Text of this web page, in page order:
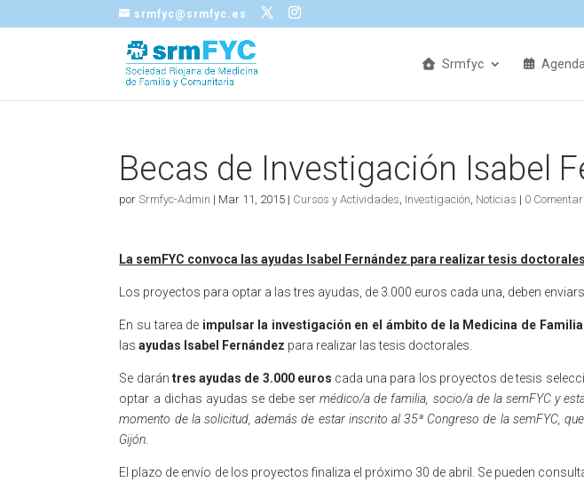
srmfyc@srmfyc.es
Srmfyc Agenda
Becas de Investigación Isabel
porSrmfyc-Admin | Mar 11, 2015 | Cursos y Actividades, Investigación, Noticias | 0
La semFYC convoca las ayudas Isabel Fernández para realizar tesis doctorales
Los proyectos para optar a las tres ayudas, de 3.000 euros cada una, deben
En su tarea de impulsar la investigación en el ámbito de la Medicina de
lasayudas Isabel Fernández para realizar las tesis doctorales.
Se darán tres ayudas de 3.000 euros cada una para los proyectos de tesis
optar a dichas ayudas se debe sermédico/a de familia, socio/a de la semFYC y
momento de la solicitud, además de estar inscrito al 35ª Congreso de la semFYC,
Gijón
El plazo de envío de los proyectos finaliza el próximo 30 de abril. Se pueden